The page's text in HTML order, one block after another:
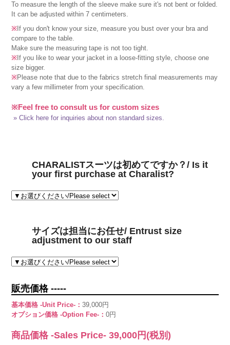
To measure the length of the sleeve make sure it's not bent or folded.
It can be adjusted within 7 centimeters.
※ If you don't know your size, measure you bust over your bra and
compare to the table.
Make sure the measuring tape is not too tight.
※ If you like to wear your jacket in a loose-fitting style, choose one
size bigger.
※Please note that due to the fabrics stretch final measurements may
vary a few millimeter from your specification.
※Feel free to consult us for custom sizes
» Click here for inquiries about non standard sizes.
CHARALISTスーツは初めてですか？/ Is it
your first purchase at Charalist?
サイズは担当にお任せ/ Entrust size
adjustment to our staff
販売価格 -----
基本価格 -Unit Price-：39,000円
オプション価格 -Option Fee-：0円
商品価格 -Sales Price-39,000 円(税別)